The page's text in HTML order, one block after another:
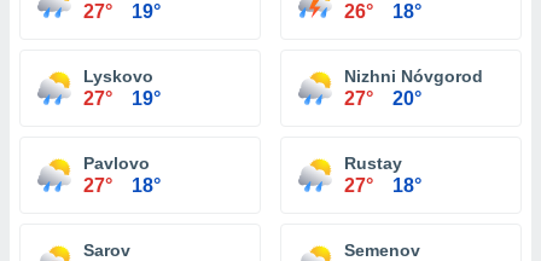
27° 19° 26° 18°
Lyskovo
27° 19°
Nizhni Nóvgorod
27° 20°
Pavlovo
27° 18°
Rustay
27° 18°
Sarov Semenov